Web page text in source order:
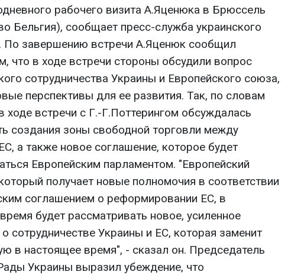
рабочего визита А.Яценюка в Брюссель
Бельгия), сообщает пресс-служба украинского
По завершению встречи А.Яценюк сообщил
что в ходе встречи стороны обсудили вопрос
сотрудничества Украины и Европейского союза,
перспективы для ее развития. Так, по словам
ходе встречи с Г.-Г.Поттерингом обсуждалась
создания зоны свободной торговли между
а также новое соглашение, которое будет
Европейским парламентом. "Европейский
получает новые полномочия в соответствии
соглашением о реформировании ЕС, в
будет рассматривать новое, усиленное
сотрудничестве Украины и ЕС, которая заменит
в настоящее время", - сказал он. Председатель
Украины выразил убеждение, что